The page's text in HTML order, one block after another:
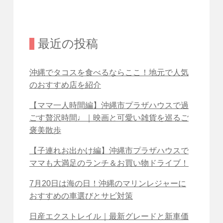
最近の投稿
沖縄でタコスを食べるならここ！地元で人気
のおすすめ店を紹介
【ママ一人時間編】沖縄市プラザハウスで過
ごす贅沢時間♩｜映画と可愛い雑貨を巡るご
褒美散歩
【子連れお出かけ編】沖縄市プラザハウスで
ママも大満足のランチ＆お買い物ドライブ！
7月20日は海の日！沖縄のマリンレジャーに
おすすめの車選びとサビ対策
日産エクストレイル｜最新グレードと新車価